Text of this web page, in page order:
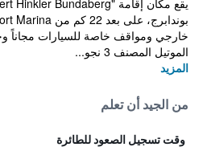
خارجي ومواقف خاصة للسيارات مجاناً
الموتيل المصنف 3 نجو...
المزيد
من الجيد أن تعلم
وقت تسجيل الصعود للطائرة